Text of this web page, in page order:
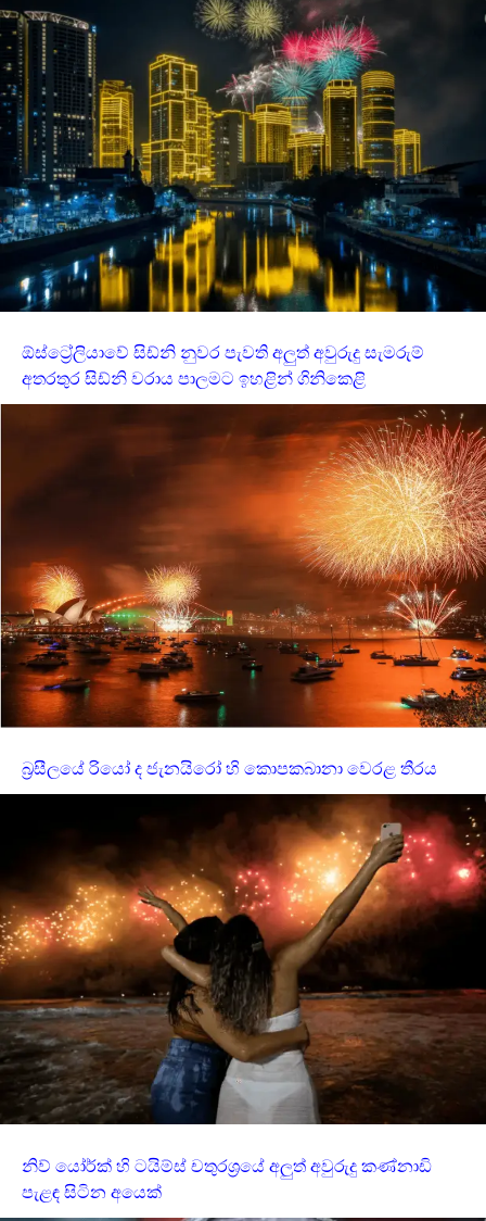
ඕස්ට්‍රේලියාවේ සිඩ්නි නුවර පැවති අලුත් අවුරුදු සැමරුම්
අතරතුර සිඩ්නි වරාය පාලමට ඉහළින් ගිනිකෙළි
බ්‍රසීලයේ රියෝ ද ජැනයිරෝ හි කොපකබානා වෙරළ තීරය
නිව් යෝර්ක් හි ටයිම්ස් චතුරශ්‍රයේ අලුත් අවුරුදු කණ්නාඩි
පැළඳ සිටින අයෙක්